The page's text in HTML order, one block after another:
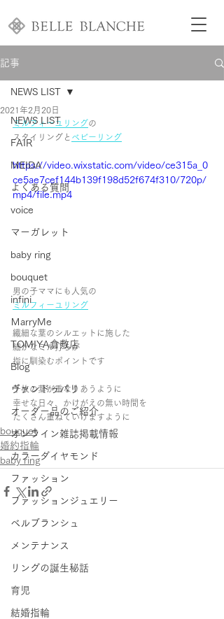
記事
NEWS LIST
FAIR
MEIDA
よくある質問
voice
マーガレット
baby ring
bouquet
infini
ＭarryMe
TOMIYA倉敷店
Blog
ヴァンドゥパリ
オーダー品のご紹介
オンライン雑誌掲載情報
カラーダイヤモンド
ファッション
ファッションジュエリー
ベルブランシュ
メンテナンス
リングの誕生秘話
育児
結婚指輪
NEWS LIST
2021年2月20日
ミルフィーユリングの
スタイリングと ベビーリング
https://video.wixstatic.com/video/ce315a_0
ce5ae7cef144b139f198d52f674f310/720p/
mp4/file.mp4
男の子ママにも人気の
ミルフィーユリング
繊細な葉のシルエットに施した
細かなミル打ちが
指に馴染むポイントです
千枚の葉が重なりあうように
幸せな日々、かけがえの無い時間を
たくさん重ねていけますように
bouquet
婚約指輪
baby ring